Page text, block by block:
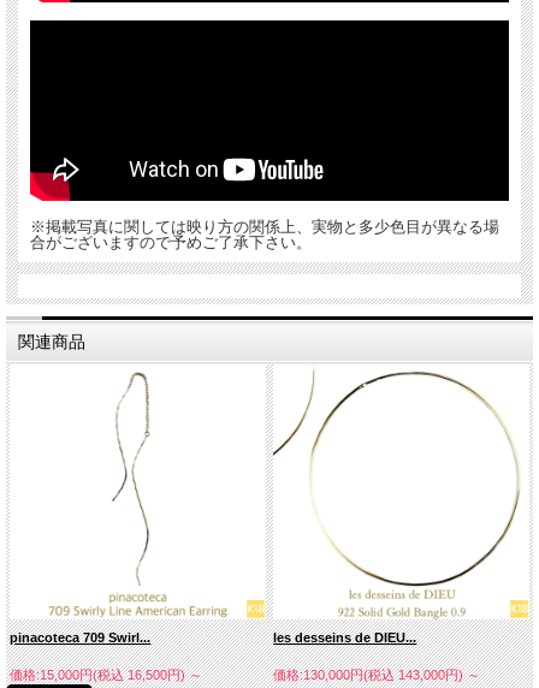
※掲載写真に関しては映り方の関係上、実物と多少色目が異なる場
合がございますので予めご了承下さい。
関連商品
pinacoteca 709 Swirl...
価格:15,000円(税込 16,500円)～
les desseins de DIEU...
価格:130,000円(税込 143,000円)～